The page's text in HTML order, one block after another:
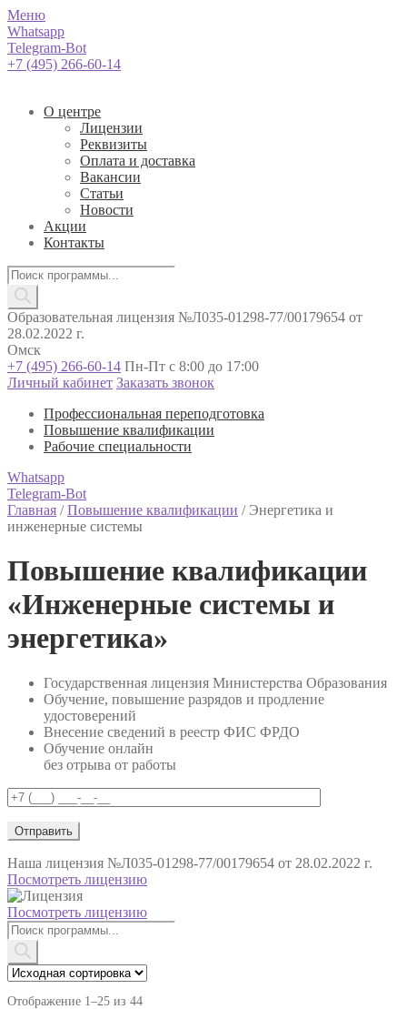
Меню
Whatsapp
Telegram-Bot
+7 (495) 266-60-14
О центре
Лицензии
Реквизиты
Оплата и доставка
Вакансии
Статьи
Новости
Акции
Контакты
Поиск
товаров
Образовательная лицензия №Л035-01298-77/00179654 от
28.02.2022 г.
Омск
+7 (495) 266-60-14 Пн-Пт с 8:00 до 17:00
Личный кабинет Заказать звонок
Профессиональная переподготовка
Повышение квалификации
Рабочие специальности
Whatsapp
Telegram-Bot
Главная /Повышение квалификации / Энергетика и
инженерные системы
Повышение квалификации
«Инженерные системы и
энергетика»
Государственная лицензия Министерства Образования
Обучение, повышение разрядов и продление
удостоверений
Внесение сведений в реестр ФИС ФРДО
Обучение онлайн
без отрыва от работы
Наша лицензия №Л035-01298-77/00179654 от 28.02.2022 г.
Посмотреть лицензию
Посмотреть лицензию
Поиск
товаров
Отображение 1–25 из 44